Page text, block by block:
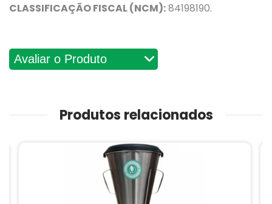
CLASSIFICAÇÃO FISCAL (NCM):84198190.
Avaliações
Produtos relacionados